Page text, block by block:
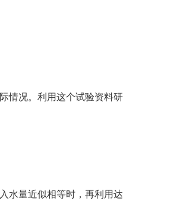
情况。利用这个试验资料研
水量近似相等时，再利用达